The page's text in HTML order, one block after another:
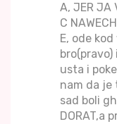
A, JER JA
C
E, ode
usta i
nam da je
sad boli
DORAT,a